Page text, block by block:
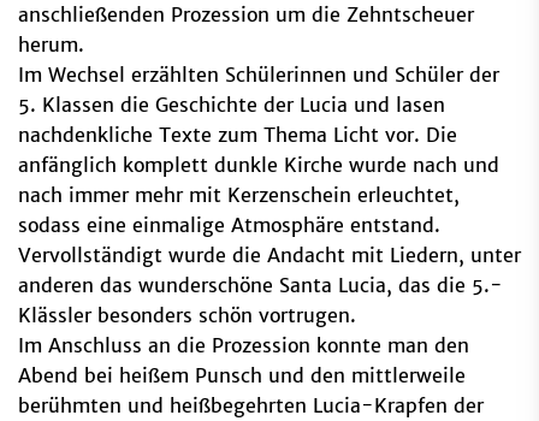
anschließenden Prozession um die Zehntscheuer
herum.
Im Wechsel erzählten Schülerinnen und Schüler der
5. Klassen die Geschichte der Lucia und lasen
nachdenkliche Texte zum Thema Licht vor. Die
anfänglich komplett dunkle Kirche wurde nach und
nach immer mehr mit Kerzenschein erleuchtet,
sodass eine einmalige Atmosphäre entstand.
Vervollständigt wurde die Andacht mit Liedern, unter
anderen das wunderschöne Santa Lucia, das die 5.-
Klässler besonders schön vortrugen.
Im Anschluss an die Prozession konnte man den
Abend bei heißem Punsch und den mittlerweile
berühmten und heißbegehrten Lucia-Krapfen der